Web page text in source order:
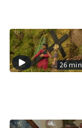
26 min